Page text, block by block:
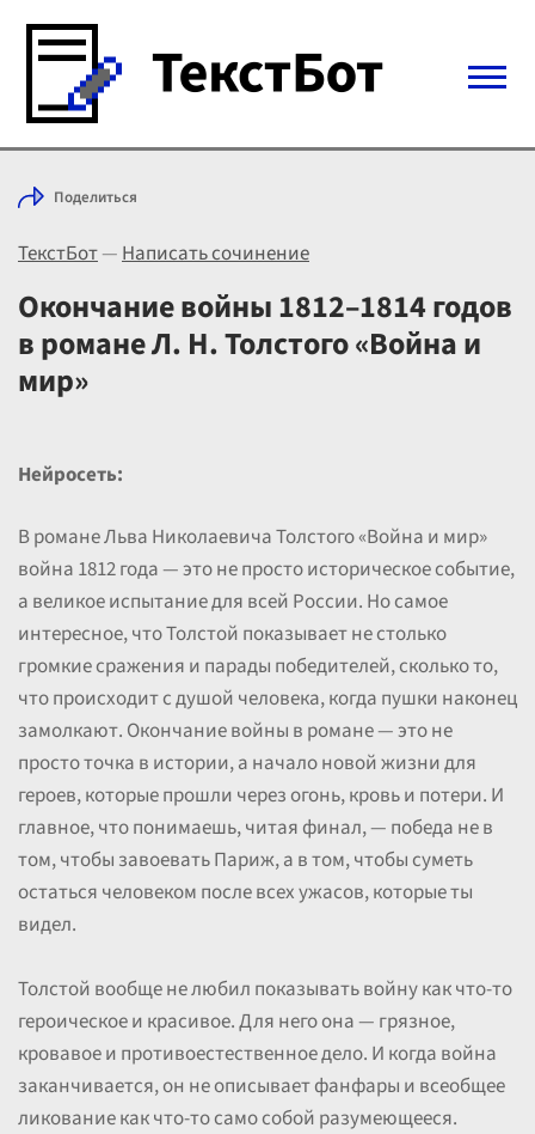
Войти с Telegram
Выбрать режим
Цены
Поделиться
ТекстБот—Написать сочинение
Окончание войны 1812–1814 годов
в романе Л. Н. Толстого «Война и
мир»
Нейросеть:
В романе Льва Николаевича Толстого «Война и мир»
война 1812 года — это не просто историческое событие,
а великое испытание для всей России. Но самое
интересное, что Толстой показывает не столько
громкие сражения и парады победителей, сколько то,
что происходит с душой человека, когда пушки наконец
замолкают. Окончание войны в романе — это не
просто точка в истории, а начало новой жизни для
героев, которые прошли через огонь, кровь и потери. И
главное, что понимаешь, читая финал, — победа не в
том, чтобы завоевать Париж, а в том, чтобы суметь
остаться человеком после всех ужасов, которые ты
видел.
Толстой вообще не любил показывать войну как что-то
героическое и красивое. Для него она — грязное,
кровавое и противоестественное дело. И когда война
заканчивается, он не описывает фанфары и всеобщее
ликование как что-то само собой разумеющееся.